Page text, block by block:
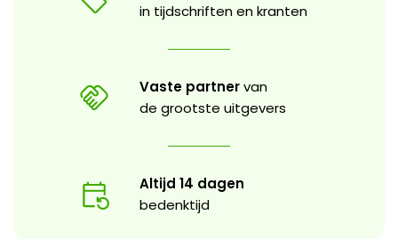
in tijdschriften en kranten
Vaste partnervan
de grootste uitgevers
Altijd 14 dagen
bedenktijd